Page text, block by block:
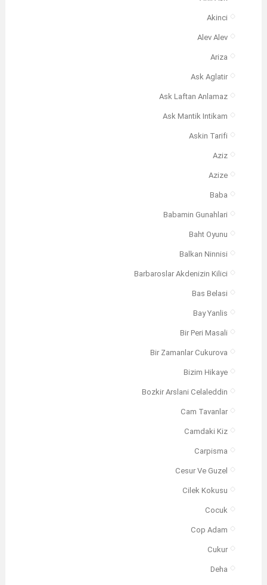
Akinci
Alev Alev
Ariza
Ask Aglatir
Ask Laftan Anlamaz
Ask Mantik Intikam
Askin Tarifi
Aziz
Azize
Baba
Babamin Gunahlari
Baht Oyunu
Balkan Ninnisi
Barbaroslar Akdenizin Kilici
Bas Belasi
Bay Yanlis
Bir Peri Masali
Bir Zamanlar Cukurova
Bizim Hikaye
Bozkir Arslani Celaleddin
Cam Tavanlar
Camdaki Kiz
Carpisma
Cesur Ve Guzel
Cilek Kokusu
Cocuk
Cop Adam
Cukur
Deha